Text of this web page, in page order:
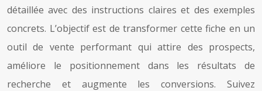
détaillée avec des instructions claires et des exemples
concrets. L’objectif est de transformer cette fiche en un
outil de vente performant qui attire des prospects,
améliore le positionnement dans les résultats de
recherche et augmente les conversions. Suivez